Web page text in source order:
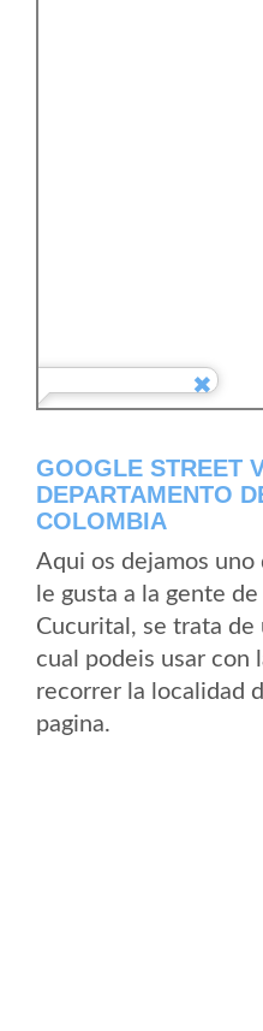
GOOGLE STREET
DEPARTAMENTO
COLOMBIA
Aqui os dejamos uno
le gusta a la gente
Cucurital, se trata de
cual podeis usar con
recorrer la localidad
pagina.